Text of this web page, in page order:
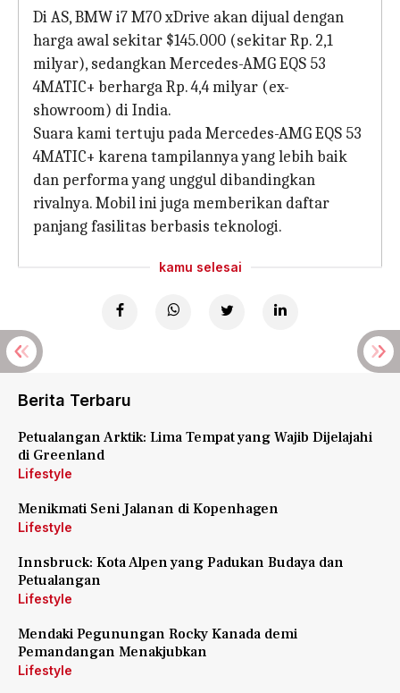
Di AS, BMW i7 M70 xDrive akan dijual dengan
harga awal sekitar $145.000 (sekitar Rp. 2,1
milyar), sedangkan Mercedes-AMG EQS 53
4MATIC+ berharga Rp. 4,4 milyar (ex-
showroom) di India.
Suara kami tertuju pada Mercedes-AMG EQS 53
4MATIC+ karena tampilannya yang lebih baik
dan performa yang unggul dibandingkan
rivalnya. Mobil ini juga memberikan daftar
panjang fasilitas berbasis teknologi.
kamu selesai
Berita Terbaru
Petualangan Arktik: Lima Tempat yang Wajib Dijelajahi
di Greenland
Lifestyle
Menikmati Seni Jalanan di Kopenhagen
Lifestyle
Innsbruck: Kota Alpen yang Padukan Budaya dan
Petualangan
Lifestyle
Mendaki Pegunungan Rocky Kanada demi
Pemandangan Menakjubkan
Lifestyle